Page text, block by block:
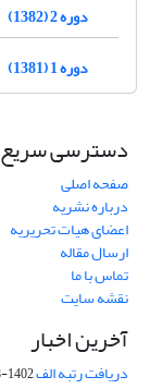
دوره 2 (1382)
دوره 1 (1381)
دسترسی سریع
صفحه اصلی
درباره نشریه
اعضای هیات تحریریه
ارسال مقاله
تماس با ما
نقشه سایت
آخرین اخبار
دریافت رتبه الف1402-08-06